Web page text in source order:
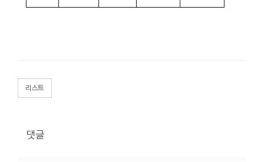
리스트
댓글